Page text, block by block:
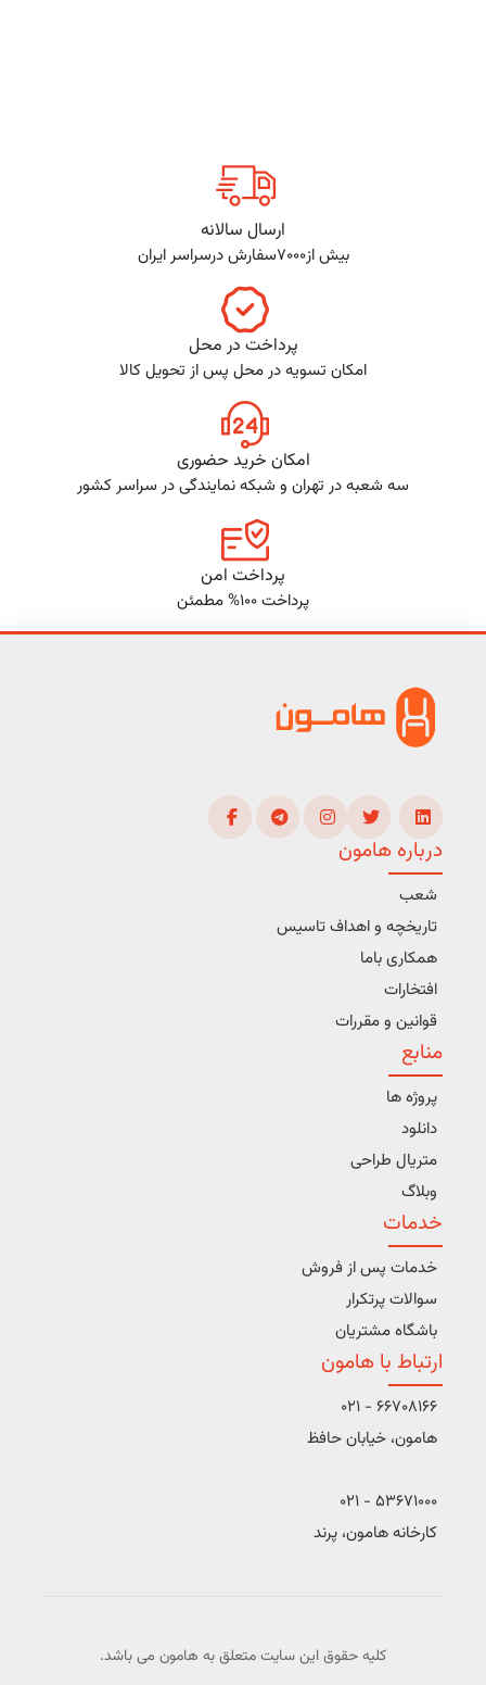
ارسال سالانه
بیش از7000سفارش درسراسر ایران
پرداخت در محل
امکان تسویه در محل پس از تحویل کالا
امکان خرید حضوری
سه شعبه در تهران و شبکه نمایندگی در سراسر کشور
پرداخت امن
پرداخت 100% مطمئن
درباره هامون
شعب
تاریخچه و اهداف تاسیس
همکاری باما
افتخارات
قوانین و مقررات
منابع
پروژه ها
دانلود
متریال طراحی
وبلاگ
خدمات
خدمات پس از فروش
سوالات پرتکرار
باشگاه مشتریان
ارتباط با هامون
66708166 - 021
هامون، خیابان حافظ
53671000 - 021
کارخانه هامون، پرند
کلیه حقوق این سایت متعلق به هامون می باشد.